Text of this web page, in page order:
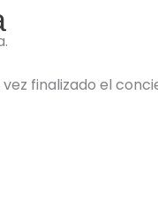
finalizado el